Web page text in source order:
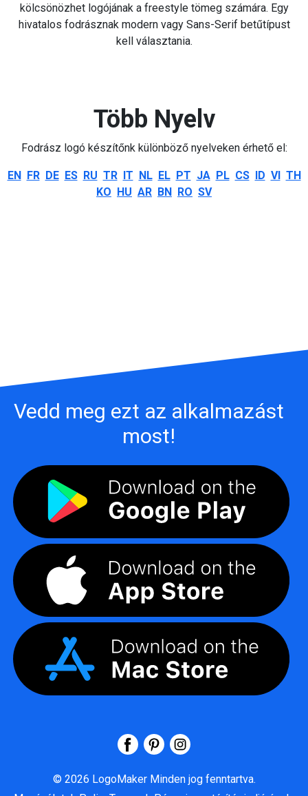
kölcsönözhet logójának a freestyle tömeg számára. Egy
hivatalos fodrásznak modern vagy Sans-Serif betűtípust
kell választania.
Több Nyelv
Fodrász logó készítőnk különböző nyelveken érhető el:
EN FR DE ES RU TR IT NL EL PT JA PL CS ID VI TH
KO HU AR BN RO SV
Vedd meg ezt az alkalmazást
most!
© 2026 LogoMaker Minden jog fenntartva.